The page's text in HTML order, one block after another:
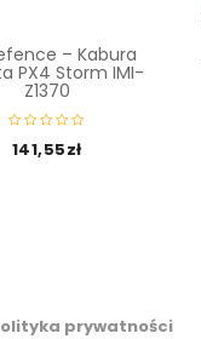
– Kabura
PX4 Storm IMI-
Z1370
141,55zł
prywatności